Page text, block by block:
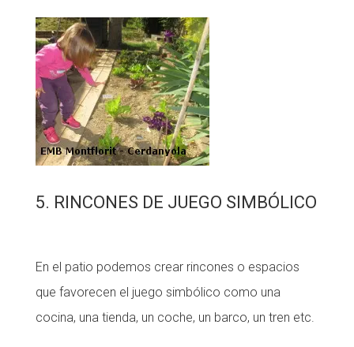
5. RINCONES DE JUEGO SIMBÓLICO
En el patio podemos crear rincones o espacios
que favorecen el juego simbólico como una
cocina, una tienda, un coche, un barco, un tren etc.